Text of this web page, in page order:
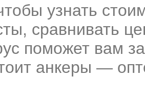
узнать
сравнивать
поможет вам
анкеры —